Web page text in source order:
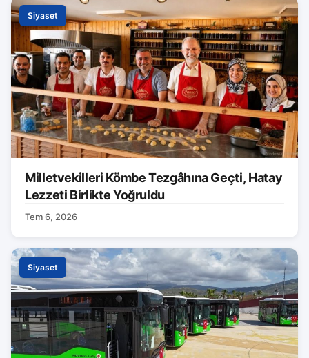
Siyaset
Milletvekilleri Kömbe Tezgâhına Geçti, Hatay
Lezzeti Birlikte Yoğruldu
Tem 6, 2026
Siyaset